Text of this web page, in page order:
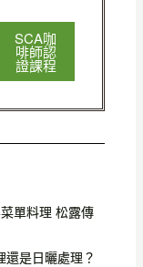
SCA咖
啡師認
證課程
單料理 松露傳
是日曬處理？